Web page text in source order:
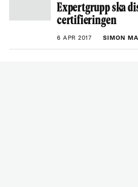
Expertgrupp ska
certifieringen
6 APR 2017 SIMON